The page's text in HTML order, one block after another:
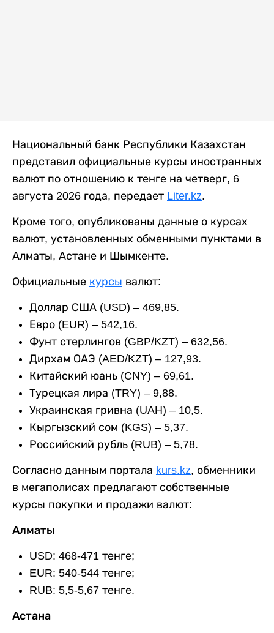
Национальный банк Республики Казахстан
представил официальные курсы иностранных
валют по отношению к тенге на четверг, 6
августа 2026 года, передает Liter.kz.
Кроме того, опубликованы данные о курсах
валют, установленных обменными пунктами в
Алматы, Астане и Шымкенте.
Официальные курсы валют:
Доллар США (USD) – 469,85.
Евро (EUR) – 542,16.
Фунт стерлингов (GBP/KZT) – 632,56.
Дирхам ОАЭ (AED/KZT) – 127,93.
Китайский юань (CNY) – 69,61.
Турецкая лира (TRY) – 9,88.
Украинская гривна (UAH) – 10,5.
Кыргызский сом (KGS) – 5,37.
Российский рубль (RUB) – 5,78.
Согласно данным портала kurs.kz, обменники
в мегаполисах предлагают собственные
курсы покупки и продажи валют:
Алматы
USD: 468-471 тенге;
EUR: 540-544 тенге;
RUB: 5,5-5,67 тенге.
Астана